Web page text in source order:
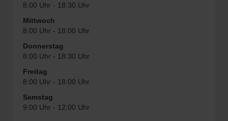
8:00 Uhr - 18:30 Uhr
Mittwoch
8:00 Uhr - 18:00 Uhr
Donnerstag
8:00 Uhr - 18:30 Uhr
Freitag
8:00 Uhr - 18:00 Uhr
Samstag
9:00 Uhr - 12:00 Uhr